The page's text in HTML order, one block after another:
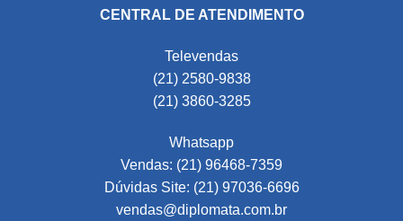
CENTRAL DE ATENDIMENTO
Televendas
(21) 2580-9838
(21) 3860-3285
Whatsapp
Vendas: (21) 96468-7359
Dúvidas Site: (21) 97036-6696
vendas@diplomata.com.br